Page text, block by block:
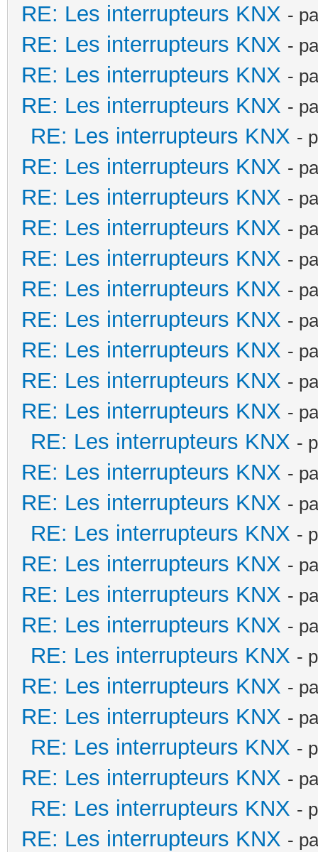
RE: Les interrupteurs KNX -
RE: Les interrupteurs KNX -
RE: Les interrupteurs KNX -
RE: Les interrupteurs KNX -
RE: Les interrupteurs KNX -
RE: Les interrupteurs KNX -
RE: Les interrupteurs KNX -
RE: Les interrupteurs KNX -
RE: Les interrupteurs KNX -
RE: Les interrupteurs KNX -
RE: Les interrupteurs KNX -
RE: Les interrupteurs KNX -
RE: Les interrupteurs KNX -
RE: Les interrupteurs KNX -
RE: Les interrupteurs KNX -
RE: Les interrupteurs KNX -
RE: Les interrupteurs KNX -
RE: Les interrupteurs KNX -
RE: Les interrupteurs KNX -
RE: Les interrupteurs KNX -
RE: Les interrupteurs KNX -
RE: Les interrupteurs KNX -
RE: Les interrupteurs KNX -
RE: Les interrupteurs KNX -
RE: Les interrupteurs KNX -
RE: Les interrupteurs KNX -
RE: Les interrupteurs KNX -
RE: Les interrupteurs KNX -